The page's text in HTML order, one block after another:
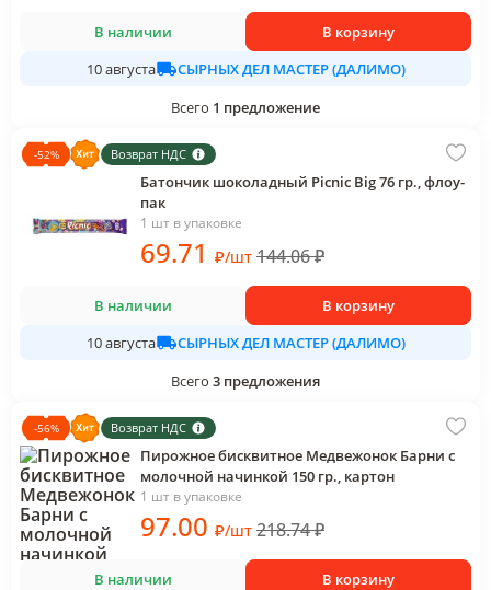
В наличии
В корзину
10 августа
СЫРНЫХ ДЕЛ МАСТЕР (ДАЛИМО)
Всего 1 предложение
-52% Возврат НДС
Батончик шоколадный Picnic Big 76 гр., флоу-
пак
1 шт в упаковке
69.71 ₽/шт 144.06₽
В наличии
В корзину
10 августа
СЫРНЫХ ДЕЛ МАСТЕР (ДАЛИМО)
Всего 3 предложения
-56% Возврат НДС
Пирожное бисквитное Медвежонок Барни с
молочной начинкой 150 гр., картон
1 шт в упаковке
97.00 ₽/шт 218.74₽
В наличии
В корзину